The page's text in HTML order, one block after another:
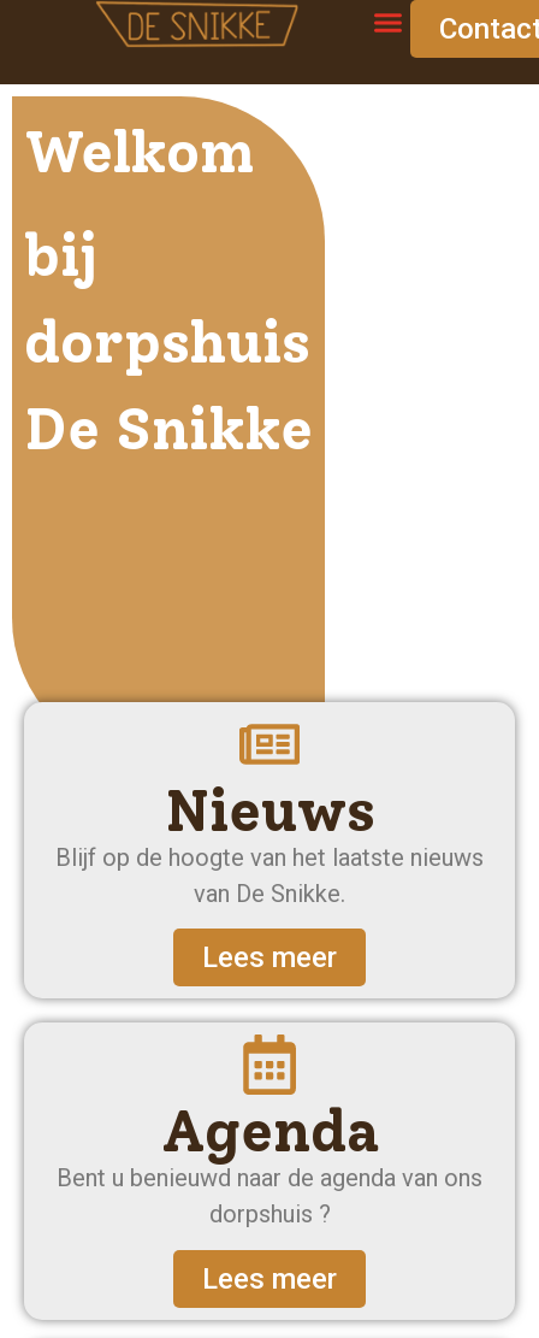
Welkom
bij
dorpshuis
De Snikke
Nieuws
Blijf op de hoogte van het laatste nieuws
van De Snikke.
Lees meer
Agenda
Bent u benieuwd naar de agenda van ons
dorpshuis ?
Lees meer